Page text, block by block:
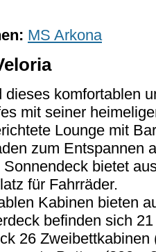
MS Arkona
komfortablen
mit seiner
Lounge mit
zum Entspannen
bietet
für Fahrräder.
Kabinen bieten
befinden sich
26 Zweibettkabinen